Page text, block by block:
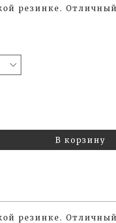
резинке.
В корзину
резинке.